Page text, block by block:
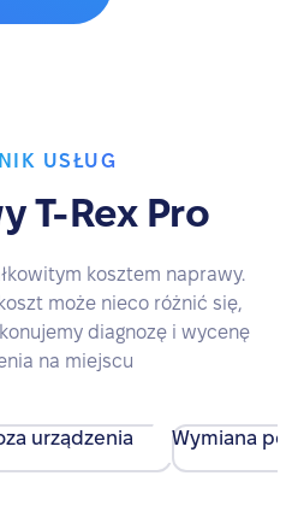
USŁUG
T-Rex Pro
kosztem naprawy.
może nieco różnić się,
diagnozę i wycenę
na miejscu
urządzenia Wymiana